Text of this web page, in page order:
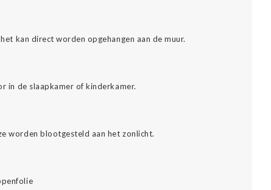
kan direct worden opgehangen aan de muur.
in de slaapkamer of kinderkamer.
worden blootgesteld aan het zonlicht.